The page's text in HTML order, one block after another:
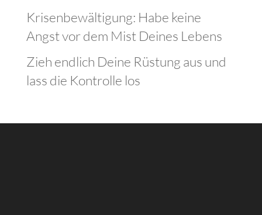
Krisenbewältigung: Habe keine
Angst vor dem Mist Deines Lebens
Zieh endlich Deine Rüstung aus und
lass die Kontrolle los